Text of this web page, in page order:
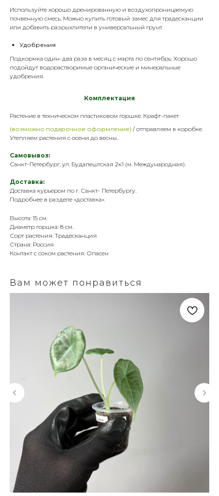
Используйте хорошо дренированную и воздухопроницаемую
почвенную смесь. Можно купить готовый замес для традесканции
или добавить разрыхлители в универсальный грунт.
Удобрения
Подкормка один-два раза в месяц с марта по сентябрь. Хорошо
подойдут водорастворимые органические и минеральные
удобрения
Комплектация
Растение в техническом пластиковом горшке. Крафт-пакет
(возможно подарочное оформление) / отправляем в коробке.
Утепляем растения с осени до весны.
Самовывоз:
Санкт-Петербург, ул. Будапештская 2к1 (м. Международная).
Доставка:
Доставка курьером по г. Санкт- Петербургу.
Подробнее в разделе «доставка».
Высота: 15 см.
Диаметр горшка: 8 см.
Сорт растения: Традесканция
Страна: Россия
Контакт с соком растения: Опасен
Вам может понравиться